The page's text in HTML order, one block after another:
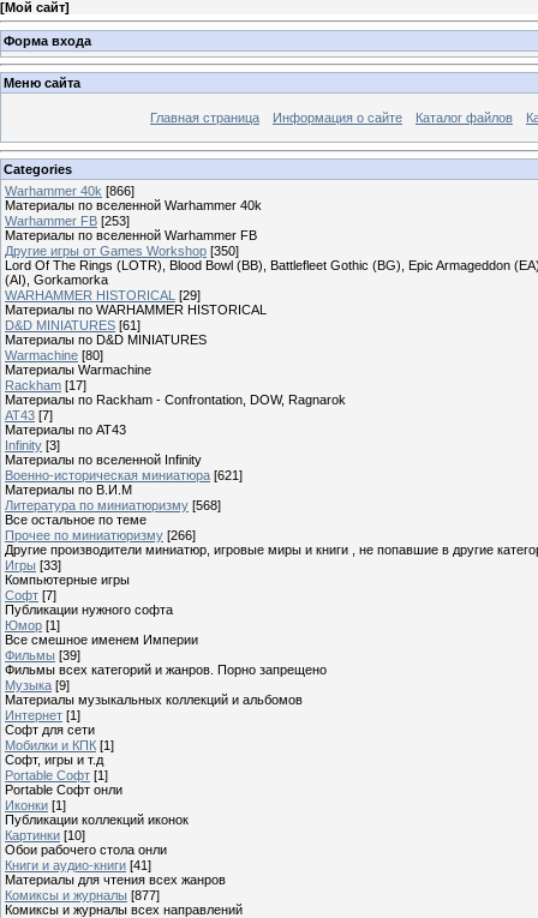
[Мой сайт]
Форма входа
Меню сайта
Главная страница Информация о сайте Каталог файлов
Categories
Warhammer 40k [866]
Материалы по вселенной Warhammer 40k
Warhammer FB [253]
Материалы по вселенной Warhammer FB
Другие игры от Games Workshop [350]
Lord Of The Rings (LOTR), Blood Bowl (BB), Battlefleet Gothic (BG), Epic Armageddon
(AI), Gorkamorka
WARHAMMER HISTORICAL [29]
Материалы по WARHAMMER HISTORICAL
D&D MINIATURES [61]
Материалы по D&D MINIATURES
Warmachine [80]
Материалы Warmachine
Rackham [17]
Материалы по Rackham - Confrontation, DOW, Ragnarok
AT43 [7]
Материалы по AT43
Infinity [3]
Материалы по вселенной Infinity
Военно-историческая миниатюра [621]
Материалы по В.И.М
Литература по миниатюризму [568]
Все остальное по теме
Прочее по миниатюризму [266]
Другие производители миниатюр, игровые миры и книги , не попавшие в другие
Игры [33]
Компьютерные игры
Софт [7]
Публикации нужного софта
Юмор [1]
Все смешное именем Империи
Фильмы [39]
Фильмы всех категорий и жанров. Порно запрещено
Музыка [9]
Материалы музыкальных коллекций и альбомов
Интернет [1]
Софт для сети
Мобилки и КПК [1]
Софт, игры и т.д
Portable Софт [1]
Portable Софт онли
Иконки [1]
Публикации коллекций иконок
Картинки [10]
Обои рабочего стола онли
Книги и аудио-книги [41]
Материалы для чтения всех жанров
Комиксы и журналы [877]
Комиксы и журналы всех направлений